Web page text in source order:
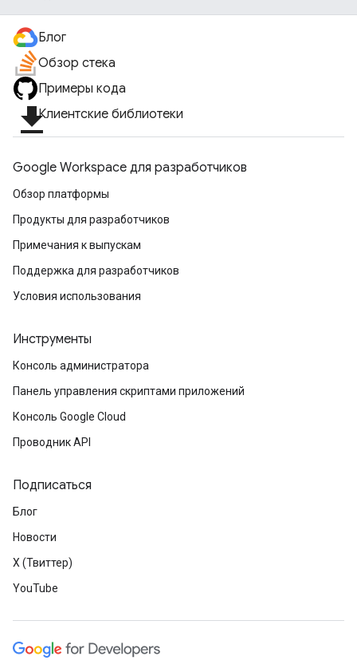
Блог
Обзор стека
Примеры кода
file_downloadКлиентские библиотеки
Google Workspace для разработчиков
Обзор платформы
Продукты для разработчиков
Примечания к выпускам
Поддержка для разработчиков
Условия использования
Инструменты
Консоль администратора
Панель управления скриптами приложений
Консоль Google Cloud
Проводник API
Подписаться
Блог
Новости
X (Твиттер)
YouTube